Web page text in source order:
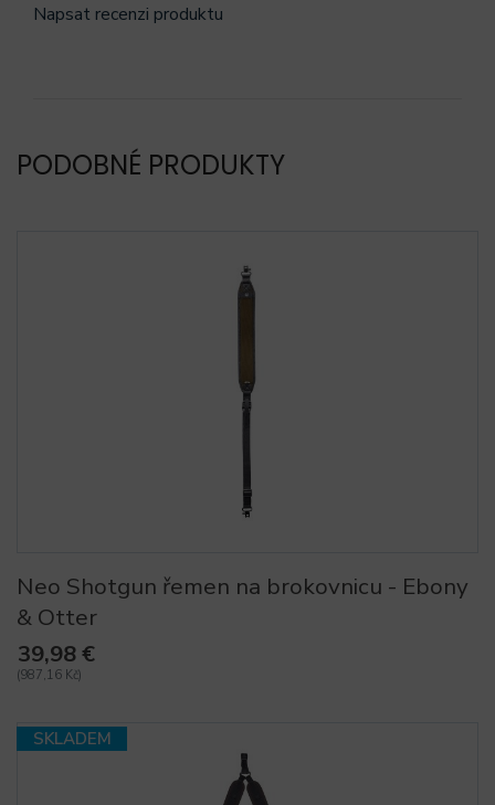
Napsat recenzi produktu
PODOBNÉ PRODUKTY
Neo Shotgun řemen na brokovnicu - Ebony
& Otter
39,98 €
(987,16 Kč)
SKLADEM